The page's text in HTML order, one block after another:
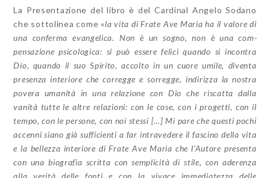
La Presentazione del libro è del Cardinal Angelo Sodano
che sottolinea come «la vita di Frate Ave Maria ha il valore di
una con­ferma evangelica. Non è un sogno, non è una com­
pensazione psicologica: si può essere felici quando si incontra
Dio, quando il suo Spirito, accolto in un cuore umile, diventa
presenza interiore che corregge e sorregge, indirizza la nostra
povera umanità in una re­lazione con Dio che riscatta dalla
vanità tutte le altre relazioni: con le cose, con i progetti, con il
tempo, con le persone, con noi stessi […] Mi pare che questi pochi
accenni siano già sufficienti a far intravedere il fascino della vita
e la bellezza interiore di Frate Ave Maria che l’Autore presenta
con una biografia scritta con sempli­cità di stile, con aderenza
alla verità delle fonti e con la vivace immediatezza delle